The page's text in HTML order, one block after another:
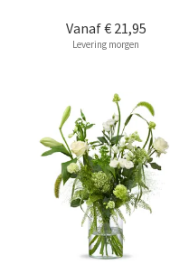
Vanaf€ 21,95
Levering morgen